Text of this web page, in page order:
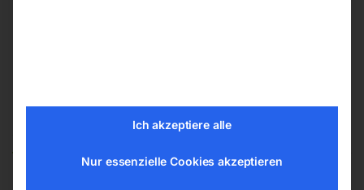
Ähnliche Produkte
Ich akzeptiere alle
Nur essenzielle Cookies akzeptieren